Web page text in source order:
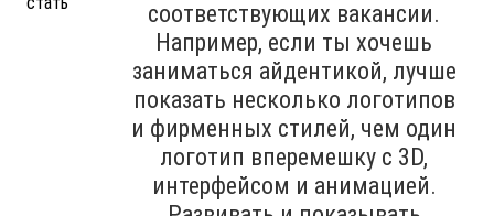
соответствующих вакансии.
Например, если ты хочешь
заниматься айдентикой, лучше
показать несколько логотипов
и фирменных стилей, чем один
логотип вперемешку с 3D,
интерфейсом и анимацией.